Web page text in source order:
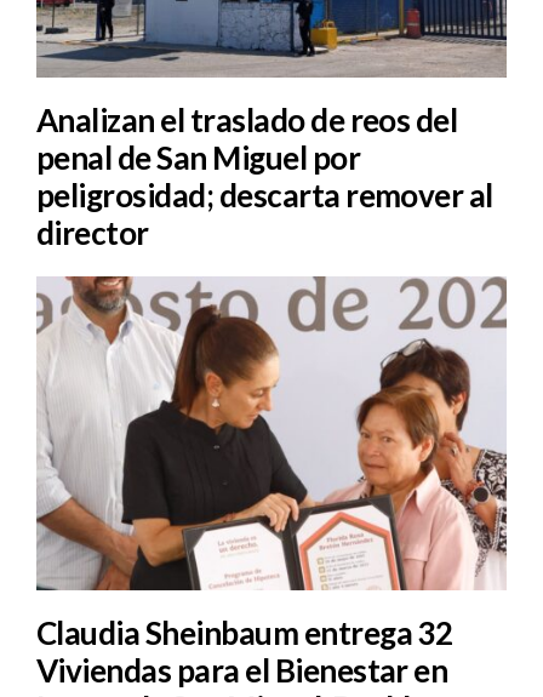
Analizan el traslado de reos del
penal de San Miguel por
peligrosidad; descarta remover al
director
Claudia Sheinbaum entrega 32
Viviendas para el Bienestar en